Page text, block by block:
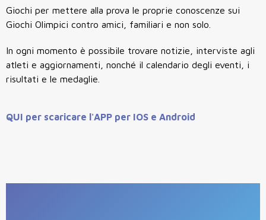
Giochi per mettere alla prova le proprie conoscenze sui
Giochi Olimpici contro amici, familiari e non solo.
In ogni momento è possibile trovare notizie, interviste agli
atleti e aggiornamenti, nonché il calendario degli eventi, i
risultati e le medaglie.
QUI per scaricare l'APP per IOS e Android